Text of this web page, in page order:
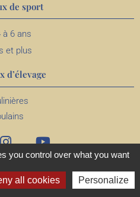
de sport
à 6 ans
et plus
d’élevage
MENTIONS
you control over what you want
all cookies Personalize